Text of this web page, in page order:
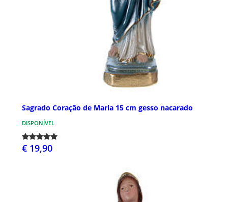
Sagrado Coração de Maria 15 cm gesso nacarado
DISPONÍVEL
€ 19,90